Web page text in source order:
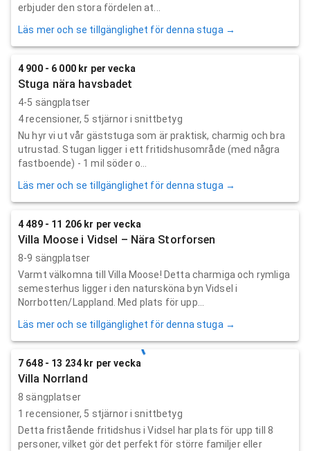
erbjuder den stora fördelen at...
Läs mer och se tillgänglighet för denna stuga →
4 900 - 6 000 kr per vecka
Stuga nära havsbadet
4-5 sängplatser
4recensioner, 5 stjärnor i snittbetyg
Nu hyr vi ut vår gäststuga som är praktisk, charmig och bra
utrustad. Stugan ligger i ett fritidshusområde (med några
fastboende) - 1 mil söder o...
Läs mer och se tillgänglighet för denna stuga →
4 489 - 11 206 kr per vecka
Villa Moose i Vidsel – Nära Storforsen
8-9 sängplatser
Varmt välkomna till Villa Moose! Detta charmiga och rymliga
semesterhus ligger i den natursköna byn Vidsel i
Norrbotten/Lappland. Med plats för upp...
Läs mer och se tillgänglighet för denna stuga →
7 648 - 13 234 kr per vecka
Villa Norrland
8 sängplatser
1 recensioner, 5 stjärnor i snittbetyg
Detta fristående fritidshus i Vidsel har plats för upp till 8
personer, vilket gör det perfekt för större familjer eller